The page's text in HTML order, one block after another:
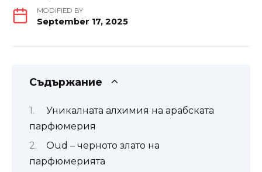
MODIFIED BY
September 17, 2025
Съдържание
Уникалната алхимия на арабската
парфюмерия
Oud – черното злато на
парфюмерията